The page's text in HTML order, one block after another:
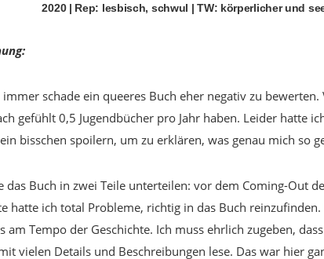
2020 | Rep: lesbisch, schwul | TW: körperlicher und
immer schade ein queeres Buch eher negativ zu
gefühlt 0,5 Jugendbücher pro Jahr haben. Leider hatte
bisschen spoilern, um zu erklären, was genau mich so
das Buch in zwei Teile unterteilen: vor dem Coming-Out
hatte ich total Probleme, richtig in das Buch reinzufinden.
am Tempo der Geschichte. Ich muss ehrlich zugeben,
vielen Details und Beschreibungen lese. Das war hier